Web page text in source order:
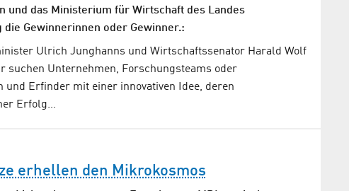
und das Ministerium für Wirtschaft des Landes
die Gewinnerinnen oder Gewinner.:
Ulrich Junghanns und Wirtschaftssenator Harald Wolf
suchen Unternehmen, Forschungsteams oder
und Erfinder mit einer innovativen Idee, deren
Erfolg…
erhellen den Mikrokosmos